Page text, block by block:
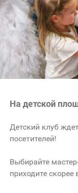
На детской
Детский клуб
посетителей!
Выбирайте
приходите скорее